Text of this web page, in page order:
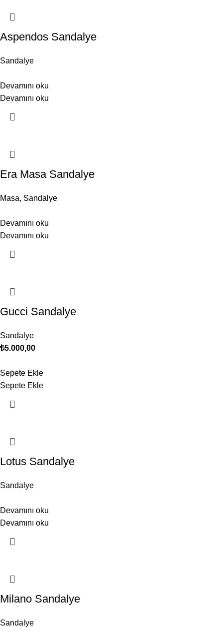
Aspendos Sandalye
Sandalye
Devamını oku
Devamını oku
Era Masa Sandalye
Masa, Sandalye
Devamını oku
Devamını oku
Gucci Sandalye
Sandalye
₺5.000,00
Sepete Ekle
Sepete Ekle
Lotus Sandalye
Sandalye
Devamını oku
Devamını oku
Milano Sandalye
Sandalye